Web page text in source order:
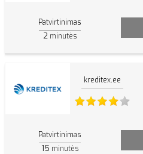
Patvirtinimas
2minutės
kreditex.ee
Patvirtinimas
15 minutės